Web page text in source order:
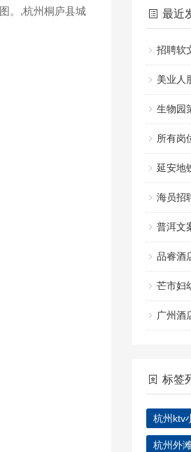
。,杭州桐庐县城
最近
招聘软文标
美业人朋友圈
生物园策划公
所有岗位人
延安地铁保
海员招聘信息
普洱文案宣传
品睿酒店前
芒市妇幼保健院文
广州酒店高
标签
杭州ktv
杭州外